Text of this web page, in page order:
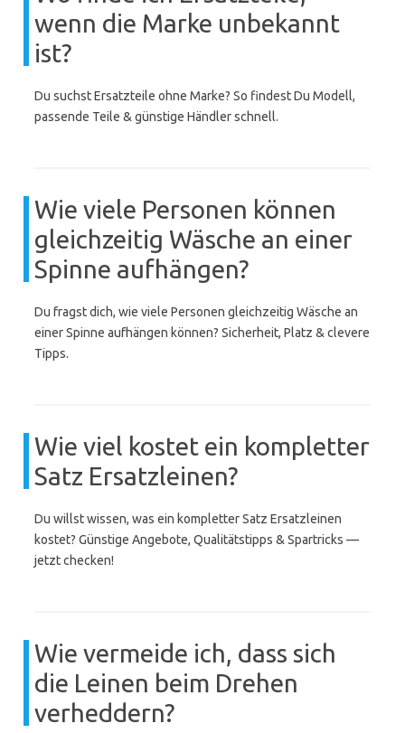
wenn die Marke unbekannt
ist?
Du suchst Ersatzteile ohne Marke? So findest Du Modell,
passende Teile & günstige Händler schnell.
Wie viele Personen können
gleichzeitig Wäsche an einer
Spinne aufhängen?
Du fragst dich, wie viele Personen gleichzeitig Wäsche an
einer Spinne aufhängen können? Sicherheit, Platz & clevere
Tipps.
Wie viel kostet ein kompletter
Satz Ersatzleinen?
Du willst wissen, was ein kompletter Satz Ersatzleinen
kostet? Günstige Angebote, Qualitätstipps & Spartricks —
jetzt checken!
Wie vermeide ich, dass sich
die Leinen beim Drehen
verheddern?